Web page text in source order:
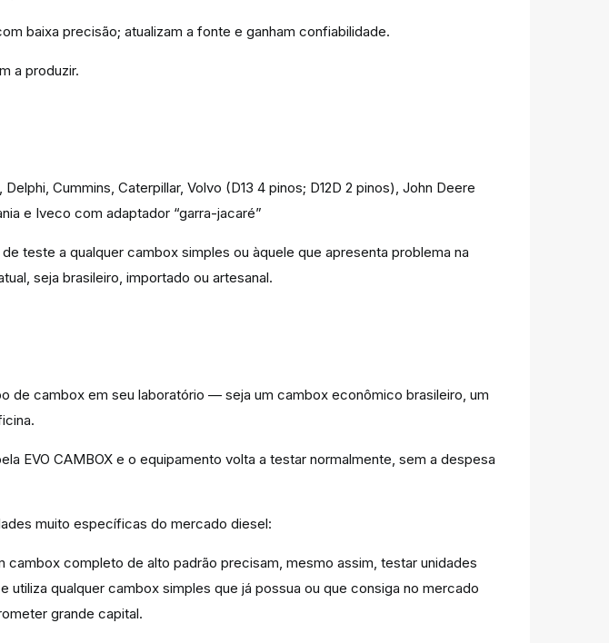
baixa precisão; atualizam a fonte e ganham confiabilidade.
a produzir.
Cummins, Caterpillar, Volvo (D13 4 pinos; D12D 2 pinos), John Deere
e Iveco com adaptador “garra-jacaré”
teste a qualquer cambox simples ou àquele que apresenta problema na
seja brasileiro, importado ou artesanal.
de cambox em seu laboratório — seja um cambox econômico brasileiro, um
EVO CAMBOX e o equipamento volta a testar normalmente, sem a despesa
muito específicas do mercado diesel:
cambox completo de alto padrão precisam, mesmo assim, testar unidades
utiliza qualquer cambox simples que já possua ou que consiga no mercado
grande capital.